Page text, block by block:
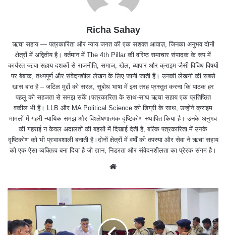
Richa Sahay
ऋचा सहाय — पत्रकारिता और न्याय जगत की एक सशक्त आवाज़, जिनका अनुभव दोनों
क्षेत्रों में अद्वितीय है। वर्तमान में The 4th Pillar की वरिष्ठ समाचार संपादक के रूप में
कार्यरत ऋचा सहाय दशकों से राजनीति, समाज, खेल, व्यापार और क्राइम जैसी विविध विषयों
पर बेबाक, तथ्यपूर्ण और संवेदनशील लेखन के लिए जानी जाती हैं। उनकी लेखनी की सबसे
खास बात है – जटिल मुद्दों को सरल, सुबोध भाषा में इस तरह प्रस्तुत करना कि पाठक हर
पहलू को सहजता से समझ सकें।पत्रकारिता के साथ-साथ ऋचा सहाय एक प्रतिष्ठित
वकील भी हैं। LLB और MA Political Science की डिग्री के साथ, उन्होंने क्राइम
मामलों में गहरी न्यायिक समझ और विश्लेषणात्मक दृष्टिकोण स्थापित किया है। उनके अनुभव
की गहराई न केवल अदालतों की बहसों में दिखाई देती है, बल्कि पत्रकारिता में उनके
दृष्टिकोण को भी प्रभावशाली बनाती है।दोनों क्षेत्रों में वर्षों की तपस्या और सेवा ने ऋचा सहाय
को एक ऐसा व्यक्तित्व बना दिया है जो ज्ञान, निडरता और संवेदनशीलता का प्रेरक संगम है।
e